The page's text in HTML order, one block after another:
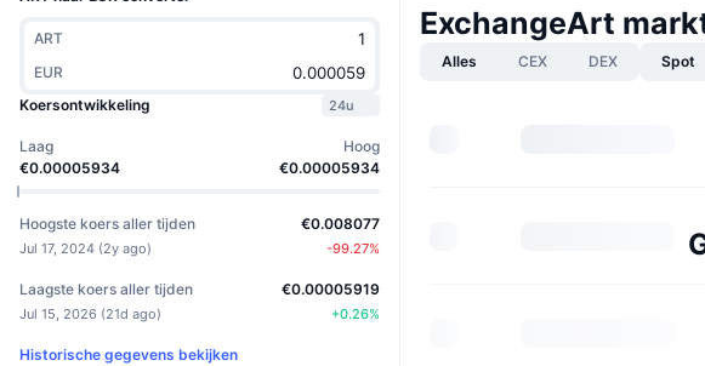
ART
EUR
Koersontwikkeling
24u
Laag
€0.00005934
Hoog
€0.00005934
Hoogste koers aller tijden
Jul 17, 2024 (2y ago)
€0.008077
-99.27%
Laagste koers aller tijden
Jul 15, 2026 (21d ago)
€0.00005919
+0.26%
Historische gegevens bekijken
ExchangeArt
Alles CEX DEX Spot